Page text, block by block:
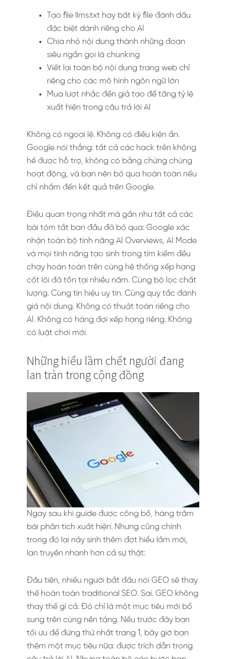
Tạo file llms.txt hay bất kỳ file đánh dấu
đặc biệt dành riêng cho AI
Chia nhỏ nội dung thành những đoạn
siêu ngắn gọi là chunking
Viết lại toàn bộ nội dung trang web chỉ
riêng cho các mô hình ngôn ngữ lớn
Mua lượt nhắc đến giả tạo để tăng tỷ lệ
xuất hiện trong câu trả lời AI
Không có ngoại lệ. Không có điều kiện ẩn.
Google nói thẳng: tất cả các hack trên không
hề được hỗ trợ, không có bằng chứng chúng
hoạt động, và bạn nên bỏ qua hoàn toàn nếu
chỉ nhắm đến kết quả trên Google.
Điều quan trọng nhất mà gần như tất cả các
bài tóm tắt ban đầu đã bỏ qua: Google xác
nhận toàn bộ tính năng AI Overviews, AI Mode
và mọi tính năng tạo sinh trong tìm kiếm đều
chạy hoàn toàn trên cùng hệ thống xếp hạng
cốt lõi đã tồn tại nhiều năm. Cùng bộ lọc chất
lượng. Cùng tín hiệu uy tín. Cùng quy tắc đánh
giá nội dung. Không có thuật toán riêng cho
AI. Không có hàng đợi xếp hạng riêng. Không
có luật chơi mới.
Những hiểu lầm chết người đang
lan tràn trong cộng đồng
Ngay sau khi guide được công bố, hàng trăm
bài phân tích xuất hiện. Nhưng cũng chính
trong đó lại nảy sinh thêm đợt hiểu lầm mới,
lan truyền nhanh hơn cả sự thật:
Đầu tiên, nhiều người bắt đầu nói GEO sẽ thay
thế hoàn toàn traditional SEO. Sai. GEO không
thay thế gì cả. Đó chỉ là một mục tiêu mới bổ
sung trên cùng nền tảng. Nếu trước đây bạn
tối ưu để đứng thứ nhất trang 1, bây giờ bạn
thêm một mục tiêu nữa: được trích dẫn trong